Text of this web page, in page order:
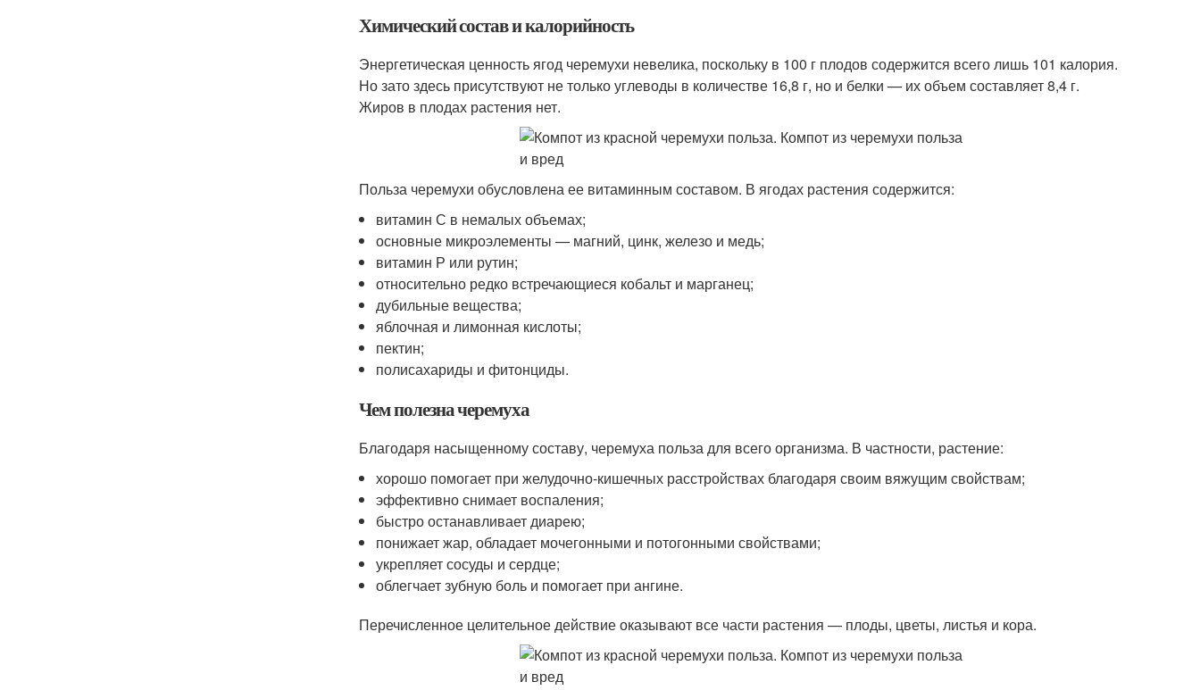
Химический состав и калорийность
Энергетическая ценность ягод черемухи невелика, поскольку в 100 г плодов содержится всего лишь 101 калория.
Но зато здесь присутствуют не только углеводы в количестве 16,8 г, но и белки — их объем составляет 8,4 г.
Жиров в плодах растения нет.
Польза черемухи обусловлена ее витаминным составом. В ягодах растения содержится:
витамин С в немалых объемах;
основные микроэлементы — магний, цинк, железо и медь;
витамин Р или рутин;
относительно редко встречающиеся кобальт и марганец;
дубильные вещества;
яблочная и лимонная кислоты;
пектин;
полисахариды и фитонциды.
Чем полезна черемуха
Благодаря насыщенному составу, черемуха польза для всего организма. В частности, растение:
хорошо помогает при желудочно-кишечных расстройствах благодаря своим вяжущим свойствам;
эффективно снимает воспаления;
быстро останавливает диарею;
понижает жар, обладает мочегонными и потогонными свойствами;
укрепляет сосуды и сердце;
облегчает зубную боль и помогает при ангине.
Перечисленное целительное действие оказывают все части растения — плоды, цветы, листья и кора.